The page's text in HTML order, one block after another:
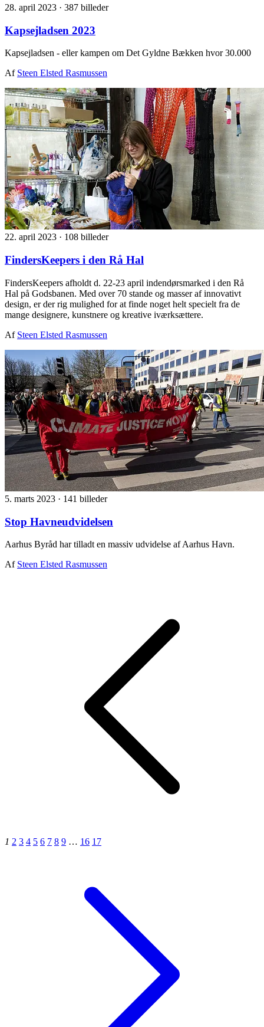
28. april 2023 · 387 billeder
Kapsejladsen 2023
Kapsejladsen - eller kampen om Det Gyldne Bækken hvor 30.000
Af Steen Elsted Rasmussen
22. april 2023 · 108 billeder
FindersKeepers i den Rå Hal
FindersKeepers afholdt d. 22-23 april indendørsmarked i den Rå
Hal på Godsbanen. Med over 70 stande og masser af innovativt
design, er der rig mulighed for at finde noget helt specielt fra de
mange designere, kunstnere og kreative iværksættere.
Af Steen Elsted Rasmussen
5. marts 2023 · 141 billeder
Stop Havneudvidelsen
Aarhus Byråd har tilladt en massiv udvidelse af Aarhus Havn.
Af Steen Elsted Rasmussen
1 2 3 4 5 6 7 8 9 … 16 17